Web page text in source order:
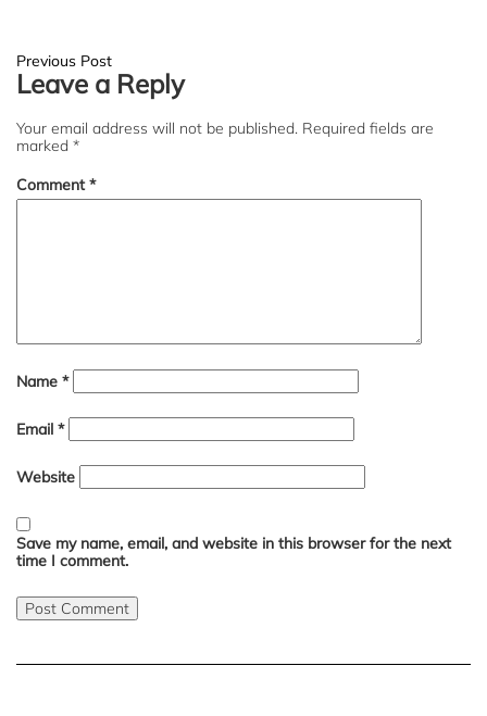
Post
navigation
Previous Post
Leave a Reply
Your email address will not be published. Required fields are
marked *
Comment*
Name *
Email *
Website
Save my name, email, and website in this browser for the next
time I comment.